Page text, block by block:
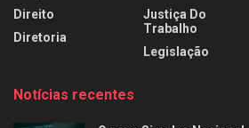
Direito
Diretoria
Justiça Do
Trabalho
Legislação
Notícias recentes